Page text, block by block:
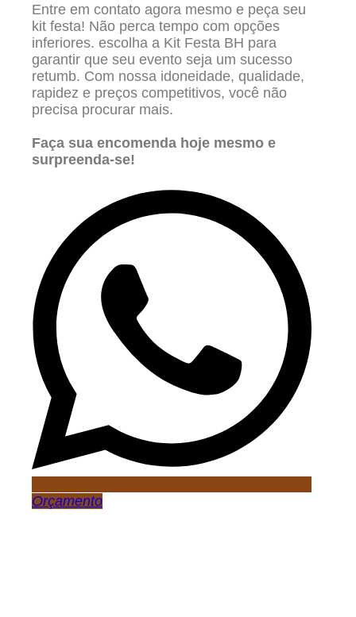
Entre em contato agora mesmo e peça seu
kit festa! Não perca tempo com opções
inferiores. escolha a Kit Festa BH para
garantir que seu evento seja um sucesso
retumb. Com nossa idoneidade, qualidade,
rapidez e preços competitivos, você não
precisa procurar mais.
Faça sua encomenda hoje mesmo e
surpreenda-se!
Orçamento